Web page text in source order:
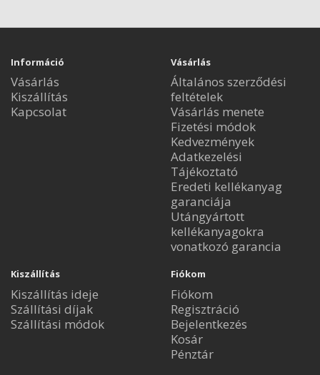
Információ
Vásárlás
Kiszállítás
Kapcsolat
Vásárlás
Általános szerződési
feltételek
Vásárlás menete
Fizetési módok
Kedvezmények
Adatkezelési
Tájékoztató
Eredeti kellékanyag
garanciája
Utángyártott
kellékanyagokra
vonatkozó garancia
Kiszállítás
Kiszállítás ideje
Szállítási díjak
Szállítási módok
Fiókom
Fiókom
Regisztráció
Bejelentkezés
Kosár
Pénztár